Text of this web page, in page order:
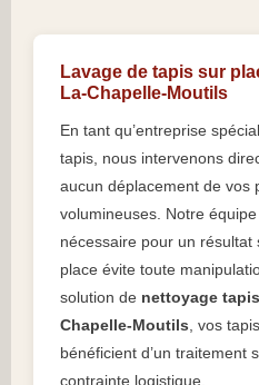
Lavage de tapis sur
La-Chapelle-Moutils
En tant qu’entreprise
tapis, nous intervenons
aucun déplacement de vos
volumineuses. Notre
nécessaire pour un résultat
place évite toute
solution de nettoyage
Chapelle-Moutils, vos
bénéficient d’un traitement
contrainte logistique.